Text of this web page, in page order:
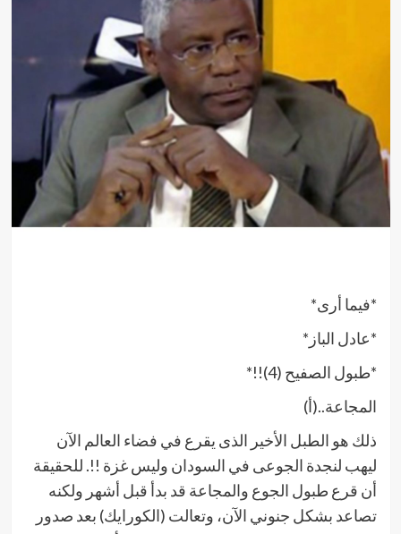
*فيما أرى*
*عادل الباز*
*طبول الصفيح (4)!!*
المجاعة..(أ)
ذلك هو الطبل الأخير الذى يقرع في فضاء العالم الآن
ليهب لنجدة الجوعى في السودان وليس غزة !!. للحقيقة
أن قرع طبول الجوع والمجاعة قد بدأ قبل أشهر ولكنه
تصاعد بشكل جنوني الآن، وتعالت (الكورايك) بعد صدور